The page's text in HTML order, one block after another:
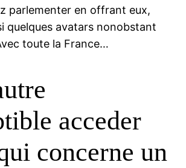
parlementer en offrant eux,
quelques avatars nonobstant
toute la France…
acceder
concerne un